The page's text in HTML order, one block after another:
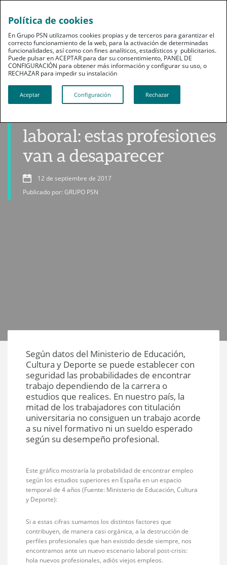
Profesionales
laboral: estas profesiones
van a desaparecer
12 de septiembre de 2017
Publicado por: GRUPO PSN
Según datos del Ministerio de Educación,
Cultura y Deporte se puede establecer con
seguridad las probabilidades de encontrar
trabajo dependiendo de la carrera o
estudios que realices. En nuestro país, la
mitad de los trabajadores con titulación
universitaria no consiguen un trabajo acorde
a su nivel formativo ni un sueldo esperado
según su desempeño profesional.
Este gráfico mostraría la probabilidad de encontrar empleo
según los estudios superiores en España en un espacio
temporal de 4 años (Fuente: Ministerio de Educación, Cultura
y Deporte):
Si a estas cifras sumamos los distintos factores que
contribuyen, de manera casi orgánica, a la destrucción de
perfiles profesionales que han existido desde siempre, nos
encontramos ante un nuevo escenario laboral post-crisis:
hola nuevos profesionales, adiós viejos empleos.
Política de cookies
En Grupo PSN utilizamos cookies propias y de terceros para garantizar el
correcto funcionamiento de la web, para la activación de determinadas
funcionalidades, así como con fines analíticos, estadísticos y publicitarios.
Puede pulsar en ACEPTAR para dar su consentimiento, PANEL DE
CONFIGURACIÓN para obtener más información y configurar su uso, o
RECHAZAR para impedir su instalación​​​​​​​
Aceptar Configuración Rechazar